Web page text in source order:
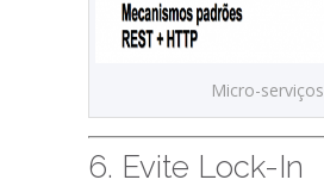
Micro-serviços
6. Evite Lock-In